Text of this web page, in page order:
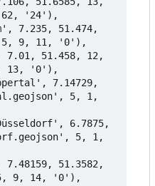
62, '24'),
7.235, 51.474,
5, 9, 11, '0'),
51.458, 12,
13, '0'),
7.14729,
5, 1,
6.7875,
5, 1,
51.3582,
5, 9, 14, '0'),